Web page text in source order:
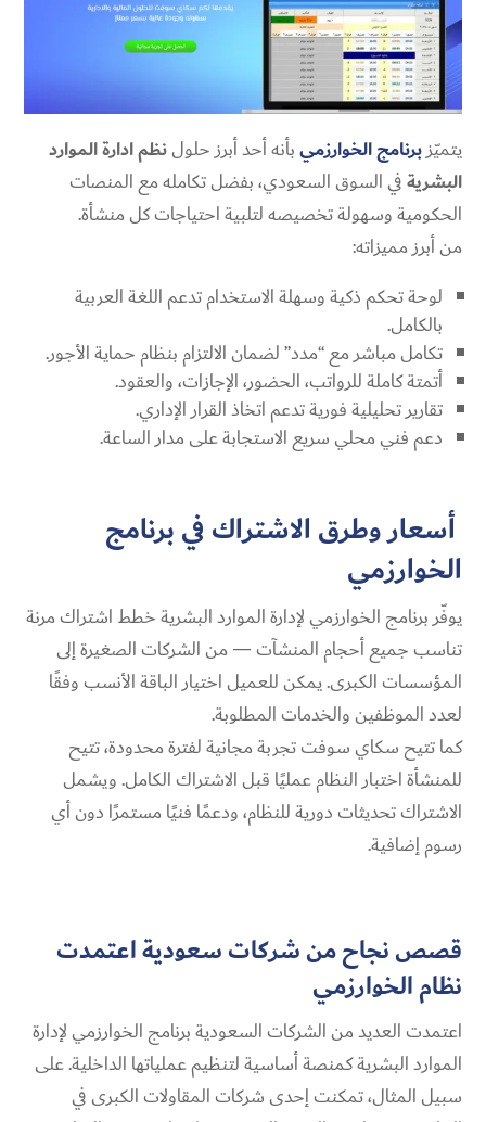
يتميّزبرنامج الخوارزميبأنه أحد أبرز حلولنظم ادارة الموارد
البشريةفي السوق السعودي، بفضل تكامله مع المنصات
الحكومية وسهولة تخصيصه لتلبية احتياجات كل منشأة.
من أبرز مميزاته:
لوحة تحكم ذكية وسهلة الاستخدام تدعم اللغة العربية
بالكامل.
تكامل مباشر مع “مدد” لضمان الالتزام بنظام حماية الأجور.
أتمتة كاملة للرواتب، الحضور، الإجازات، والعقود.
تقارير تحليلية فورية تدعم اتخاذ القرار الإداري.
دعم فني محلي سريع الاستجابة على مدار الساعة.
أسعار وطرق الاشتراك في برنامج
الخوارزمي
يوفّر برنامج الخوارزمي لإدارة الموارد البشرية خطط اشتراك مرنة
تناسب جميع أحجام المنشآت — من الشركات الصغيرة إلى
المؤسسات الكبرى. يمكن للعميل اختيار الباقة الأنسب وفقًا
لعدد الموظفين والخدمات المطلوبة.
كما تتيح سكاي سوفت تجربة مجانية لفترة محدودة، تتيح
للمنشأة اختبار النظام عمليًا قبل الاشتراك الكامل. ويشمل
الاشتراك تحديثات دورية للنظام، ودعمًا فنيًا مستمرًا دون أي
رسوم إضافية.
قصص نجاح من شركات سعودية اعتمدت
نظام الخوارزمي
اعتمدت العديد من الشركات السعودية برنامج الخوارزمي لإدارة
الموارد البشرية كمنصة أساسية لتنظيم عملياتها الداخلية. على
سبيل المثال، تمكنت إحدى شركات المقاولات الكبرى في